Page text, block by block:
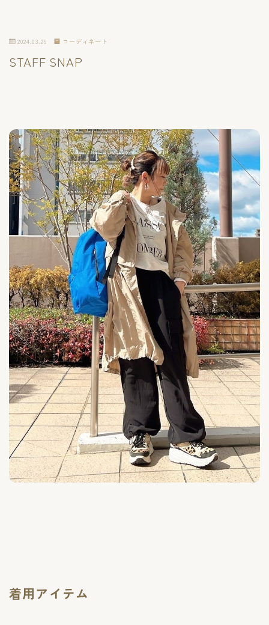
2024.03.26 コーディネート
STAFF SNAP
着用アイテム